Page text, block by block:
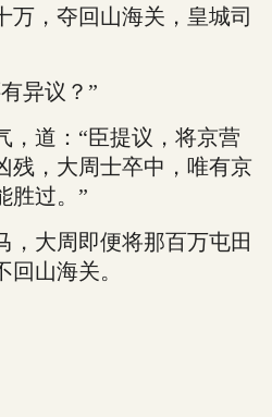
万，夺回山海关，皇城司
异议？”
道：“臣提议，将京营
残，大周士卒中，唯有京
胜过。”
大周即便将那百万屯田
山海关。